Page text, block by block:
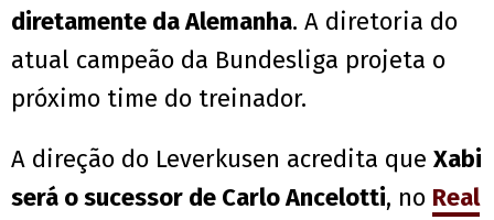
diretamente da Alemanha. A diretoria do
atual campeão da Bundesliga projeta o
próximo time do treinador.
A direção do Leverkusen acredita que Xabi
será o sucessor de Carlo Ancelotti, no Real